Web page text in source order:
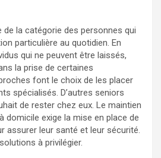
la catégorie des personnes qui
particulière au quotidien. En
qui ne peuvent être laissés,
la prise de certaines
font le choix de les placer
spécialisés. D’autres seniors
de rester chez eux. Le maintien
domicile exige la mise en place de
assurer leur santé et leur sécurité.
à privilégier.